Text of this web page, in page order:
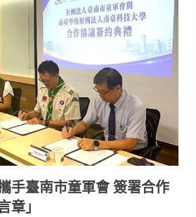
手臺南市童軍會 簽署合作
章」